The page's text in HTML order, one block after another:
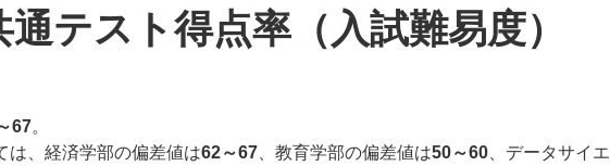
テスト得点率（入試難易度）
67。
は、経済学部の偏差値は62～67 、教育学部の偏差値は50～60 、データサイエ